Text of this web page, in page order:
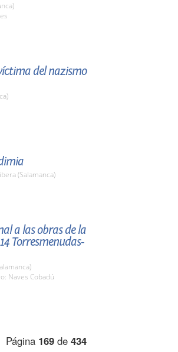
del nazismo
(Salamanca)
a las obras de la
Torresmenudas-
Naves Cobadú
Página 169de 434